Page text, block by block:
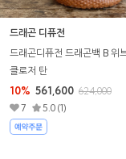
드래곤 디퓨전
드래곤디퓨전 드래곤백 B 위
클로저 탄
10% 561,600 624,000
7
5.0 (1)